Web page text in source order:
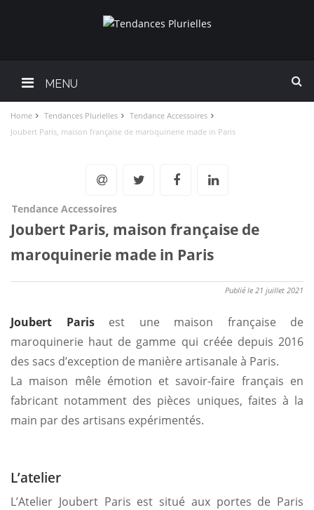
MENU
Home Tendances Plurielles
Tendance Accessoires
Joubert Paris, maison française de maroquinerie made in Paris
Tendance Accessoires
Joubert Paris, maison française de
maroquinerie made in Paris
Publié le 21 juillet 2021
Joubert Parisest une maison française de
maroquinerie haut de gamme qui créée depuis 2016
des sacs d’exception de manière artisanale à Paris.
La maison mêle émotion et savoir-faire français en
fabricant notamment des pièces uniques, faites à la
main par des artisans expérimentés.
L’atelier
L’Atelier Joubert Paris est situé aux portes de Paris